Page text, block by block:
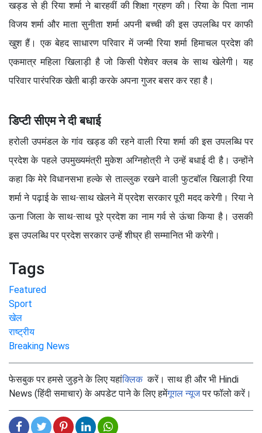
खड्ड से ही रिया शर्मा ने बारहवीं की शिक्षा ग्रहण की। रिया के पिता नाम
विजय शर्मा और माता सुनीता शर्मा अपनी बच्ची की इस उपलब्धि पर काफी
खुश हैं। एक बेहद साधारण परिवार में जन्मी रिया शर्मा हिमाचल प्रदेश की
एकमात्र महिला खिलाड़ी है जो किसी पेशेवर क्लब के साथ खेलेगी। यह
परिवार पारंपरिक खेती बाड़ी करके अपना गुजर बसर कर रहा है।
डिप्टी सीएम ने दी बधाई
हरोली उपमंडल के गांव खड्ड की रहने वाली रिया शर्मा की इस उपलब्धि पर
प्रदेश के पहले उपमुख्यमंत्री मुकेश अग्निहोत्री ने उन्हें बधाई दी है। उन्होंने
कहा कि मेरे विधानसभा हल्के से ताल्लुक रखने वाली फुटबॉल खिलाड़ी रिया
शर्मा ने पढ़ाई के साथ-साथ खेलने में प्रदेश सरकार पूरी मदद करेगी। रिया ने
ऊना जिला के साथ-साथ पूरे प्रदेश का नाम गर्व से ऊंचा किया है। उसकी
इस उपलब्धि पर प्रदेश सरकार उन्हें शीघ्र ही सम्मानित भी करेगी।
Tags
Featured
Sport
खेल
राष्ट्रीय
Breaking News
फेसबुक पर हमसे जुड़ने के लिए यहांक्लिककरें। साथ ही और भी Hindi
News (हिंदी समाचार) के अपडेट पाने के लिए हमेंगूगल न्यूजपर फॉलो करें।